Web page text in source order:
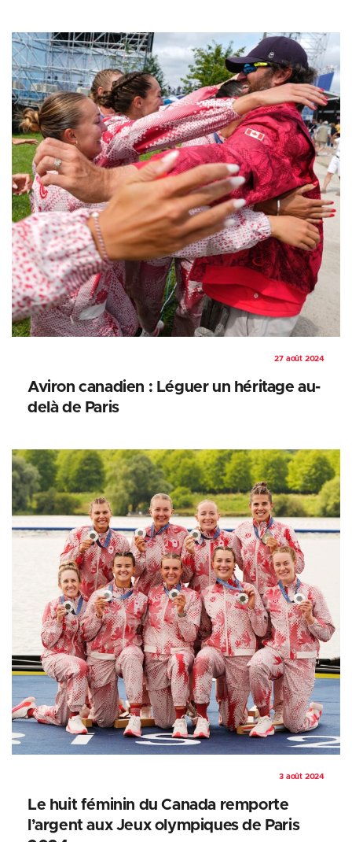
27 août 2024
Aviron canadien : Léguer un héritage au-
delà de Paris
3 août 2024
Le huit féminin du Canada remporte
l’argent aux Jeux olympiques de Paris